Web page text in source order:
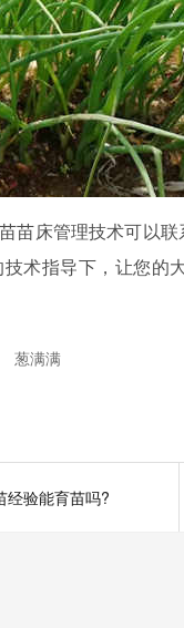
苗床管理技术可以
术指导下，让您
葱满满
经验能育苗吗?